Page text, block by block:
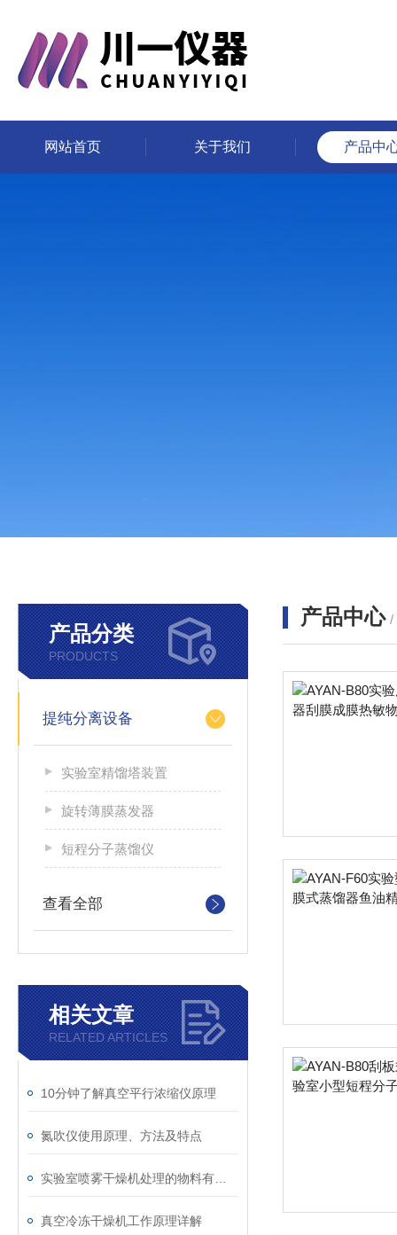
网站首页 关于我们 产品中
产品分类
PRODUCTS
提纯分离设备
实验室精馏塔装置
旋转薄膜蒸发器
短程分子蒸馏仪
查看全部
相关文章
RELATED ARTICLES
10分钟了解真空平行浓缩仪原理
氮吹仪使用原理、方法及特点
真空冷冻干燥机工作原理详解
产品中心 /